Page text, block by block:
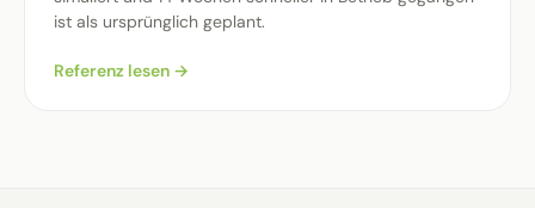
ist als ursprünglich geplant.
Referenz lesen →